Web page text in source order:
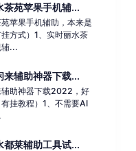
茶苑苹果手机辅...
苹果手机辅助，本来是
方式）1、实时丽水茶
辅...
来辅助神器下载...
助神器下载2022，好
挂教程）1、不需要AI
都莱辅助工具试...